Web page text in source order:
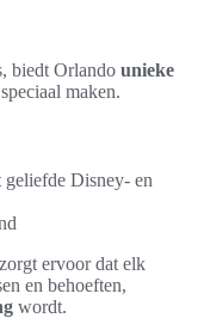
biedt Orlando unieke
maken.
Disney- en
zorgt ervoor dat elk
en behoeften,
wordt.